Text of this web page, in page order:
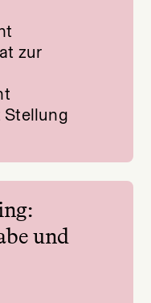
zur
Stellung
und